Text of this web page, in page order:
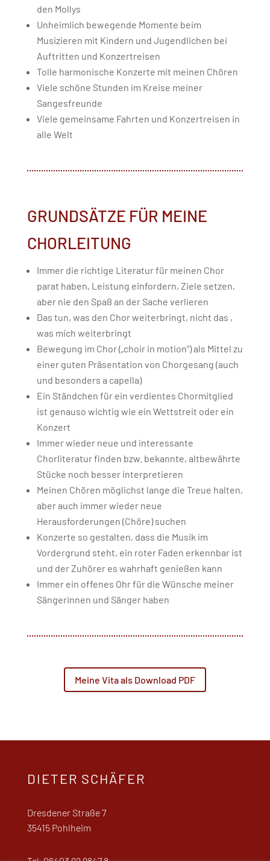
den Mollys
Unheimlich bewegende Momente beim
Musizieren mit Kindern und Jugendlichen bei
Auftritten und Konzertreisen
Tolle harmonische Konzerte mit meinen Chören
Viele schöne Stunden im Kreise meiner
Sangesfreunde
Viele gemeinsame Fahrten und Konzertreisen in
alle Welt
GRUNDSÄTZE FÜR MEINE
CHORLEITUNG
Immer die richtige Literatur für meinen Chor
parat haben, Leistung einfordern, Ziele setzen,
aber nie den Spaß an der Sache verlieren
Das tun, was den Chor weiterbringt, nicht das ,
was mich weiterbringt
Bewegung im Chor („choir in motion“) als Mittel zu
einer guten Präsentation von Chorgesang (auch
und besonders a capella)
Ein Ständchen für ein verdientes Chormitglied
ist genauso wichtig wie ein Wettstreit oder ein
Konzert
Immer wieder neue und interessante
Chorliteratur finden bzw. bekannte, altbewährte
Stücke noch besser interpretieren
Meinen Chören möglichst lange die Treue halten,
aber auch immer wieder neue
Herausforderungen (Chöre) suchen
Konzerte so gestalten, dass die Musik im
Vordergrund steht, ein roter Faden erkennbar ist
und der Zuhörer es wahrhaft genießen kann
Immer ein offenes Ohr für die Wünsche meiner
Sängerinnen und Sänger haben
Meine Vita als Download PDF
DIETER SCHÄFER
Dresdener Straße 7
35415 Pohlheim